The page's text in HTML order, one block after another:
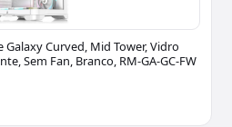
Curved, Mid Tower, Vidro
Sem Fan, Branco, RM-GA-GC-FW